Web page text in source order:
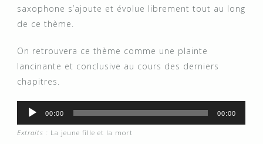
saxophone s’ajoute et évolue librement tout au long
de ce thème.
On retrouvera ce thème comme une plainte
lancinante et conclusive au cours des derniers
chapitres.
Audio
Player
00:00 00:00
Extraits : La jeune fille et la mort